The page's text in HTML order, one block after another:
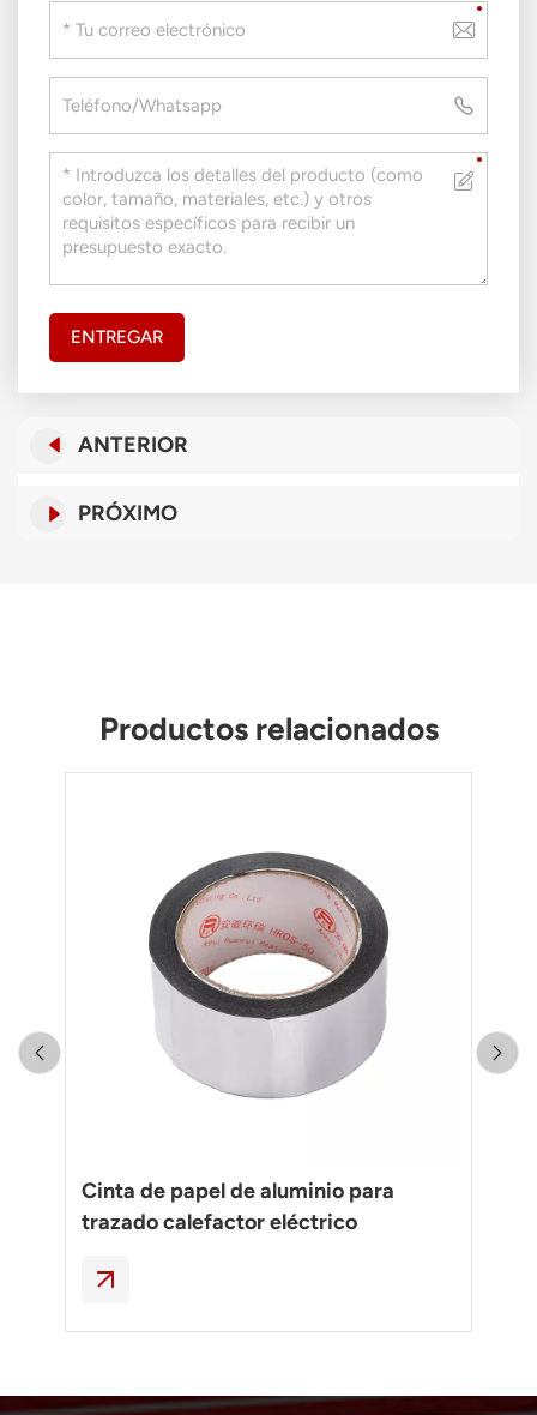
ENTREGAR
ANTERIOR
PRÓXIMO
Productos relacionados
Cinta de papel de aluminio para
trazado calefactor eléctrico